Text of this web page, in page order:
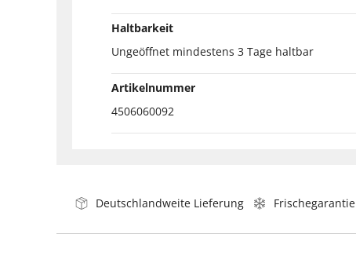
Haltbarkeit
Ungeöffnet mindestens 3 Tage haltbar
Artikelnummer
4506060092
Deutschlandweite Lieferung Frischegarantie